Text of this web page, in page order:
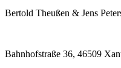
Bertold Theußen & Jens
Bahnhofstraße 36, 46509